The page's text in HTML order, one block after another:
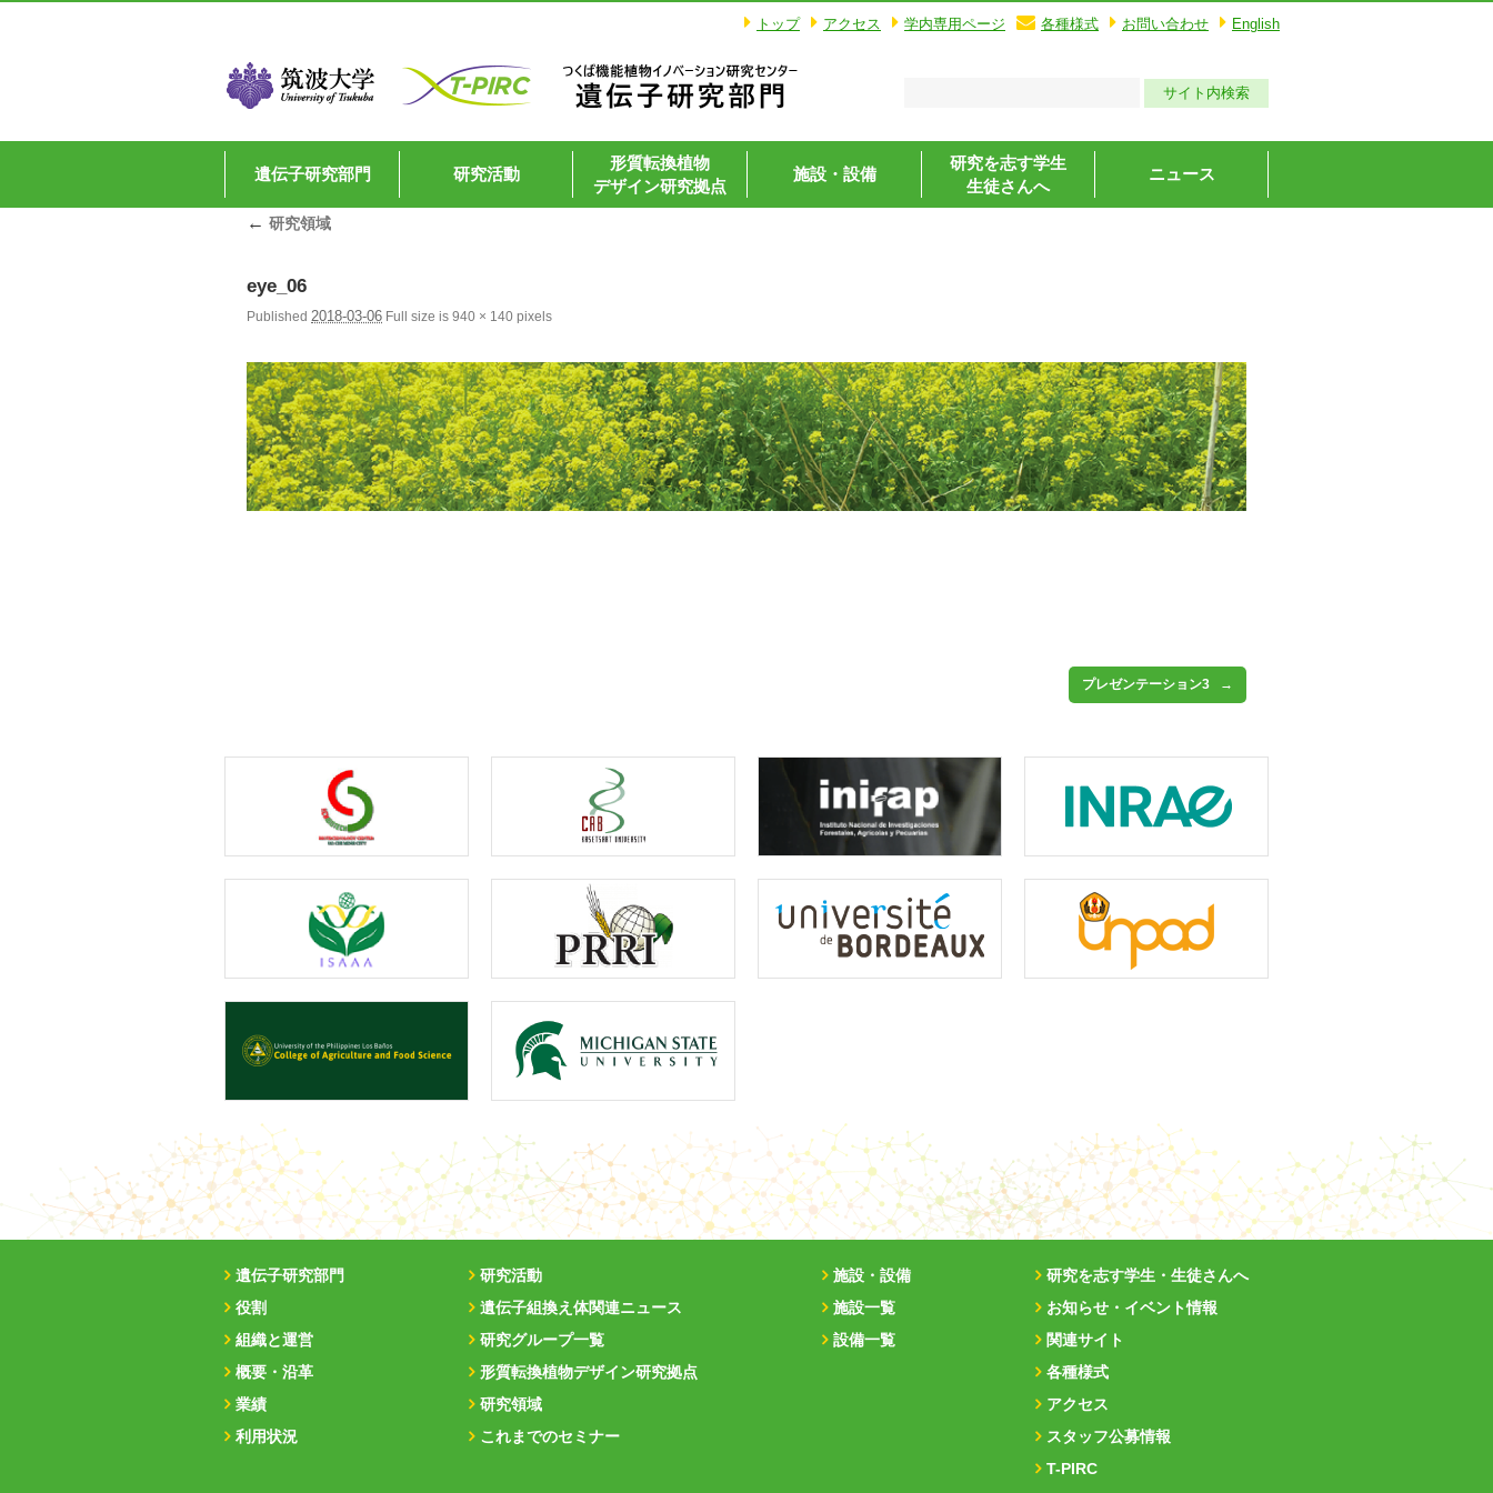
トップ アクセス 学内専用ページ 各種様式 お問い合わせ English
遺伝子研究部門 研究活動
形質転換植物
デザイン研究拠点
施設・設備
研究を志す学生
生徒さんへ
ニュース
← 研究領域
eye_06
Published 2018-03-06 Full size is 940 × 140 pixels
プレゼンテーション3
遺伝子研究部門
役割
組織と運営
概要・沿革
業績
利用状況
研究活動
遺伝子組換え体関連ニュース
研究グループ一覧
形質転換植物デザイン研究拠点
研究領域
これまでのセミナー
施設・設備
施設一覧
設備一覧
研究を志す学生・生徒さんへ
お知らせ・イベント情報
関連サイト
各種様式
アクセス
スタッフ公募情報
T-PIRC